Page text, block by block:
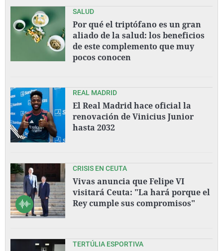
SALUD
Por qué el triptófano es un gran
aliado de la salud: los beneficios
de este complemento que muy
pocos conocen
REAL MADRID
El Real Madrid hace oficial la
renovación de Vinicius Junior
hasta 2032
CRISIS EN CEUTA
Vivas anuncia que Felipe VI
visitará Ceuta: "La hará porque el
Rey cumple sus compromisos"
TERTÚLIA ESPORTIVA